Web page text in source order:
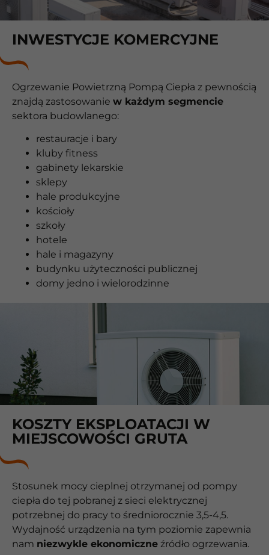
INWESTYCJE KOMERCYJNE
Ogrzewanie Powietrzną Pompą Ciepła z pewnością
znajdą zastosowanie w każdym segmencie
sektora budowlanego:
restauracje i bary
kluby fitness
gabinety lekarskie
sklepy
hale produkcyjne
kościoły
szkoły
hotele
hale i magazyny
budynku użyteczności publicznej
domy jedno i wielorodzinne
KOSZTY EKSPLOATACJI W
MIEJSCOWOŚCI GRUTA
Stosunek mocy cieplnej otrzymanej od pompy
ciepła do tej pobranej z sieci elektrycznej
potrzebnej do pracy to średniorocznie 3,5-4,5.
Wydajność urządzenia na tym poziomie zapewnia
nam niezwykle ekonomiczne źródło ogrzewania.